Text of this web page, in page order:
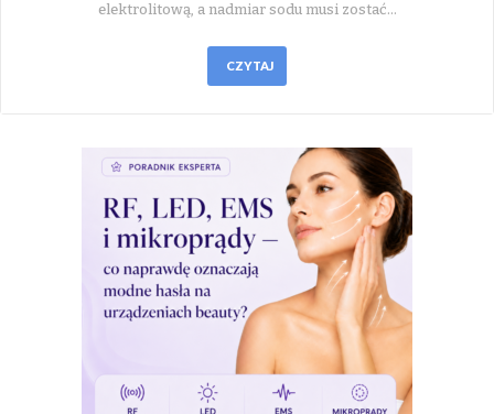
elektrolitową, a nadmiar sodu musi zostać…
CZYTAJ